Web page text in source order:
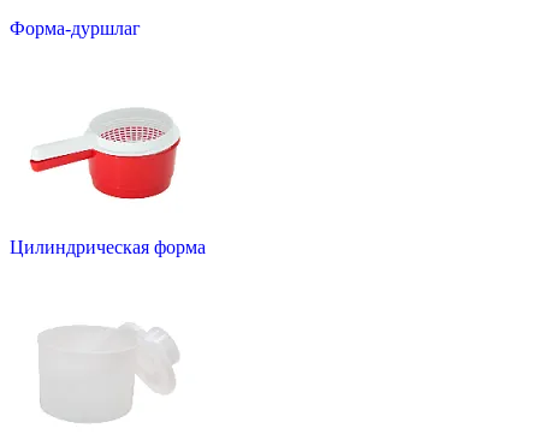
Форма-дуршлаг
Цилиндрическая форма